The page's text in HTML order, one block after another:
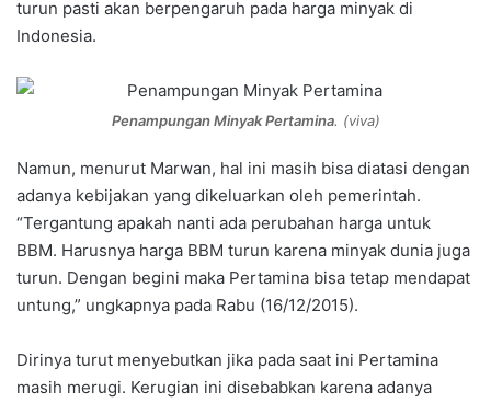
turun pasti akan berpengaruh pada harga minyak di
Indonesia.
Penampungan Minyak Pertamina. (viva)
Namun, menurut Marwan, hal ini masih bisa diatasi dengan
adanya kebijakan yang dikeluarkan oleh pemerintah.
“Tergantung apakah nanti ada perubahan harga untuk
BBM. Harusnya harga BBM turun karena minyak dunia juga
turun. Dengan begini maka Pertamina bisa tetap mendapat
untung,” ungkapnya pada Rabu (16/12/2015).
Dirinya turut menyebutkan jika pada saat ini Pertamina
masih merugi. Kerugian ini disebabkan karena adanya